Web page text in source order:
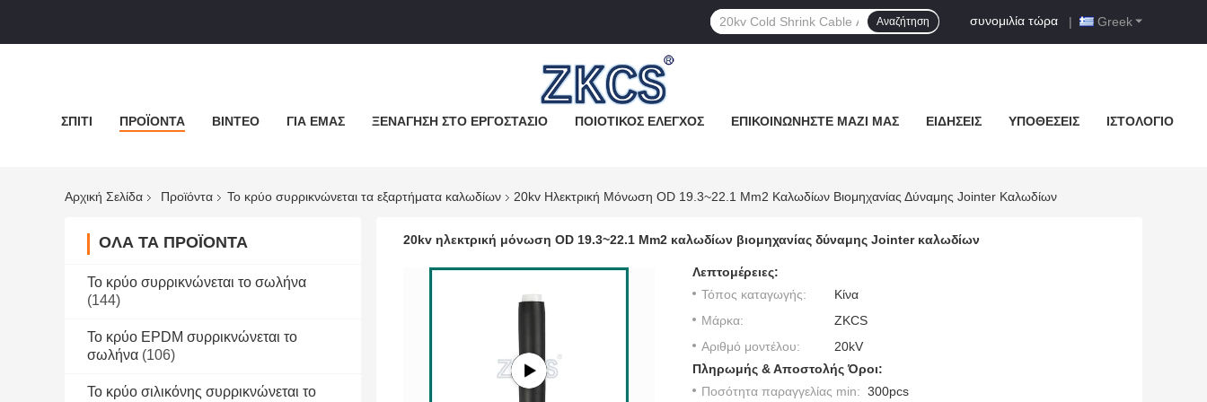
Greek
συνομιλία τώρα |
Αναζήτηση
ΣΠΊΤΙ ΠΡΟΪΌΝΤΑ ΒΊΝΤΕΟ ΓΙΑ ΕΜΆΣ ΞΕΝΆΓΗΣΗ ΣΤΟ ΕΡΓΟΣΤΆΣΙΟ ΠΟΙΟΤΙΚΌΣ ΈΛΕΓΧΟΣ ΕΠΙΚΟΙΝΩΝΉΣΤΕ ΜΑΖΊ ΜΑΣ ΕΙΔΉΣΕΙΣ ΥΠΟΘΈΣΕΙΣ ΙΣΤΟΛΌΓΙΟ
Αρχική Σελίδα Προϊόντα Το κρύο συρρικνώνεται τα εξαρτήματα καλωδίων 20kv Ηλεκτρική Μόνωση OD 19.3~22.1 Mm2 Καλωδίων Βιομηχανίας Δύναμης Jointer Καλωδίων
ΌΛΑ ΤΑ ΠΡΟΪΌΝΤΑ
Το κρύο συρρικνώνεται το σωλήνα
(144)
Το κρύο EPDM συρρικνώνεται το
σωλήνα (106)
Το κρύο σιλικόνης συρρικνώνεται το
20kv ηλεκτρική μόνωση OD 19.3~22.1 Mm2 καλωδίων βιομηχανίας δύναμης Jointer καλωδίων
Λεπτομέρειες:
Τόπος καταγωγής:
Κίνα
Μάρκα:
ZKCS
Αριθμό μοντέλου:
20kV
Πληρωμής & Αποστολής Όροι:
Ποσότητα παραγγελίας min: 300pcs